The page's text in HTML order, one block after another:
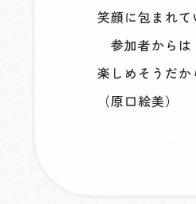
笑顔に包まれて
参加者からは
楽しめそうだ
（原口絵美）